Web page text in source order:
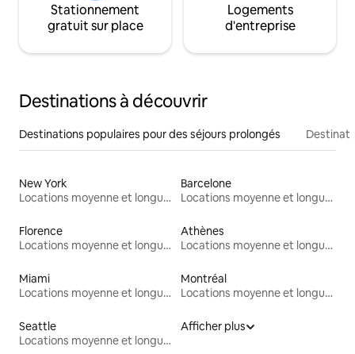
Stationnement
gratuit sur place
Logements
d'entreprise
Destinations à découvrir
Destinations populaires pour des séjours prolongés
New York
Locations moyenne et longue durée
Barcelone
Locations moyenne et longue durée
Florence
Locations moyenne et longue durée
Athènes
Locations moyenne et longue durée
Miami
Locations moyenne et longue durée
Montréal
Locations moyenne et longue durée
Seattle
Locations moyenne et longue durée
Afficher plus